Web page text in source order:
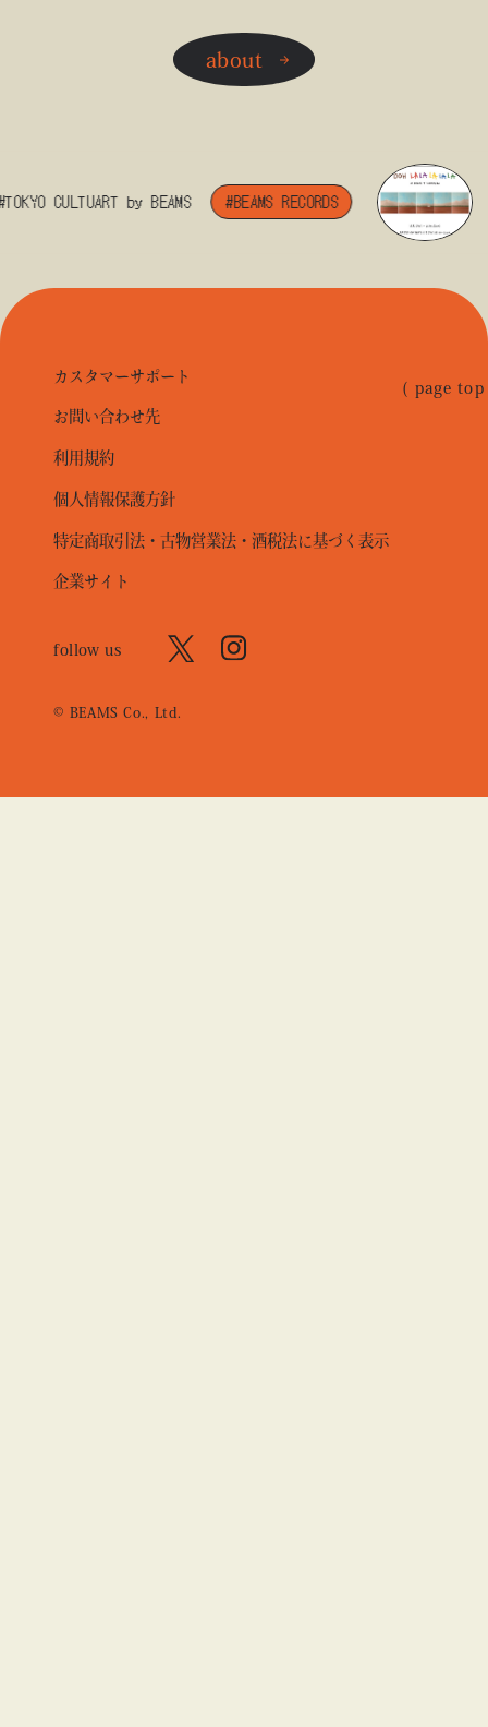
about
CULTUART by BEAMS #BEAMS RECORDS
( page
カスタマーサポート
お問い合わせ先
利用規約
個人情報保護方針
特定商取引法・古物営業法・酒税法に基づく表示
企業サイト
follow us
© BEAMS Co., Ltd.